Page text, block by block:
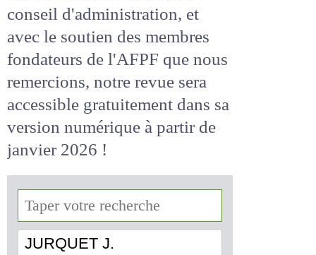
Suite à la décision de notre
conseil d'administration, et
avec le soutien des membres
fondateurs de l'AFPF que nous
remercions, notre revue sera
accessiblegratuitementdans
sa version numérique
de janvier 2026 !